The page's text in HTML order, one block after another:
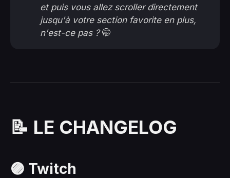
et puis vous allez scroller directement
jusqu'à votre section favorite en plus,
n'est-ce pas ? 🤭
📝 LE CHANGELOG
🟣 Twitch